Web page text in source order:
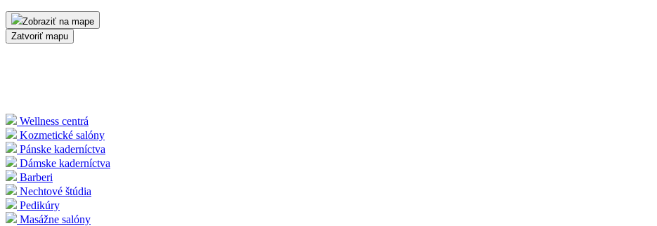
Zobraziť na mape
Zatvoriť mapu
Wellness centrá
Kozmetické salóny
Pánske kaderníctva
Dámske kaderníctva
Barberi
Nechtové štúdia
Pedikúry
Masážne salóny